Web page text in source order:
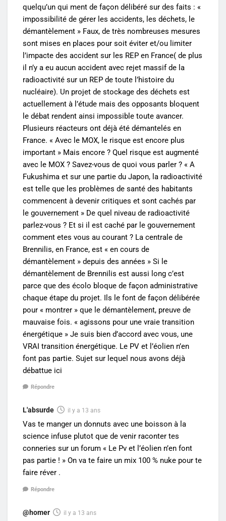
quelqu’un qui ment de façon délibéré sur des faits : «
impossibilité de gérer les accidents, les déchets, le
démantèlement » Faux, de très nombreuses mesures
sont mises en places pour soit éviter et/ou limiter
l’impacte des accident sur les REP en France( de plus
il n’y a eu aucun accident avec rejet massif de la
radioactivité sur un REP de toute l’histoire du
nucléaire). Un projet de stockage des déchets est
actuellement à l’étude mais des opposants bloquent
le débat rendent ainsi impossible toute avancer.
Plusieurs réacteurs ont déjà été démantelés en
France. « Avec le MOX, le risque est encore plus
important » Mais encore ? Quel risque est augmenté
avec le MOX ? Savez-vous de quoi vous parler ? « A
Fukushima et sur une partie du Japon, la radioactivité
est telle que les problèmes de santé des habitants
commencent à devenir critiques et sont cachés par
le gouvernement » De quel niveau de radioactivité
parlez-vous ? Et si il est caché par le gouvernement
comment etes vous au courant ? La centrale de
Brennilis, en France, est « en cours de
démantèlement » depuis des années » Si le
démantèlement de Brennilis est aussi long c’est
parce que des écolo bloque de façon administrative
chaque étape du projet. Ils le font de façon délibérée
pour « montrer » que le démantèlement, preuve de
mauvaise fois. « agissons pour une vraie transition
énergétique » Je suis bien d’accord avec vous, une
VRAI transition énergétique. Le PV et l’éolien n’en
font pas partie. Sujet sur lequel nous avons déjà
débattue ici
Répondre
L'absurde il y a 13 ans
Vas te manger un donnuts avec une boisson à la
science infuse plutot que de venir raconter tes
conneries sur un forum « Le Pv et l’éolien n’en font
pas partie ! » On va te faire un mix 100 % nuke pour te
faire réver .
Répondre
@homer il y a 13 ans